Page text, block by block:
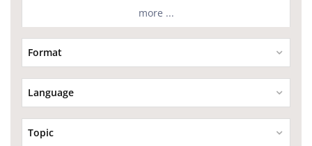
more ...
Format
Language
Topic